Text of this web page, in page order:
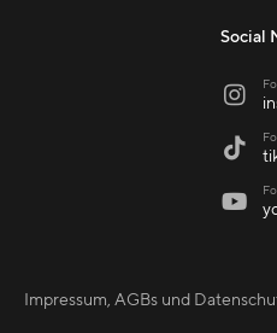
Social



Impressum, AGBs und